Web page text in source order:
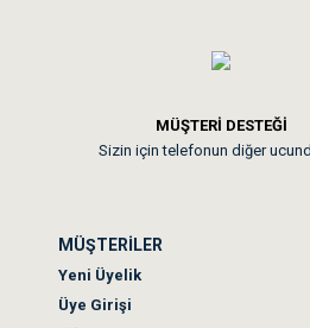
köpeğim severek yedi. Tüy
MÜŞTERİ DESTEĞİ
Sizin için telefonun diğer
MÜŞTERİLER
Yeni Üyelik
Üye Girişi